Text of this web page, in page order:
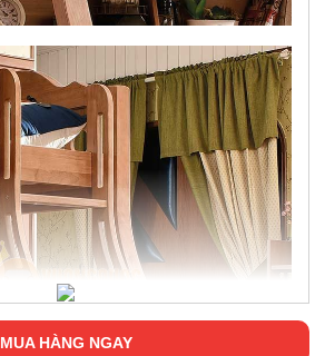
MUA HÀNG NGAY